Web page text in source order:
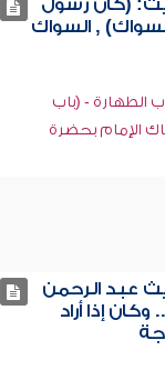
(كان رسول
, السواك
الطهارة - (باب
الإمام بحضرة
عبد الرحمن
إذا أراد